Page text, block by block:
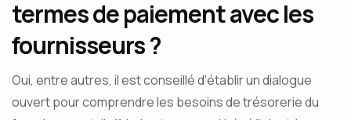
termes de paiement avec les
fournisseurs ?
Oui, entre autres, il est conseillé d'établir un dialogue
ouvert pour comprendre les besoins de trésorerie du